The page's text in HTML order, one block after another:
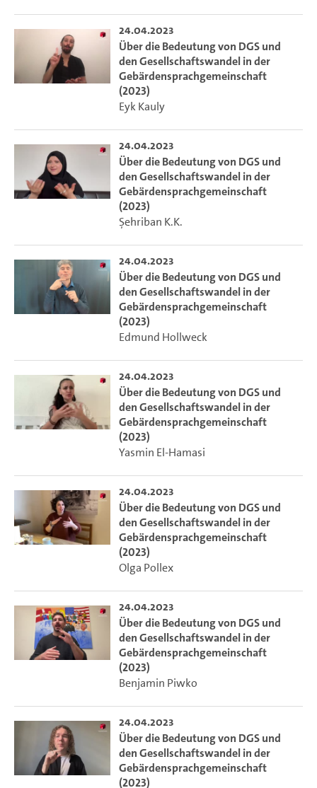
24.04.2023
Über die Bedeutung von DGS und
den Gesellschaftswandel in der
Gebärdensprachgemeinschaft
(2023)
Eyk Kauly
24.04.2023
Über die Bedeutung von DGS und
den Gesellschaftswandel in der
Gebärdensprachgemeinschaft
(2023)
Şehriban K.K.
24.04.2023
Über die Bedeutung von DGS und
den Gesellschaftswandel in der
Gebärdensprachgemeinschaft
(2023)
Edmund Hollweck
24.04.2023
Über die Bedeutung von DGS und
den Gesellschaftswandel in der
Gebärdensprachgemeinschaft
(2023)
Yasmin El-Hamasi
24.04.2023
Über die Bedeutung von DGS und
den Gesellschaftswandel in der
Gebärdensprachgemeinschaft
(2023)
Olga Pollex
24.04.2023
Über die Bedeutung von DGS und
den Gesellschaftswandel in der
Gebärdensprachgemeinschaft
(2023)
Benjamin Piwko
24.04.2023
Über die Bedeutung von DGS und
den Gesellschaftswandel in der
Gebärdensprachgemeinschaft
(2023)